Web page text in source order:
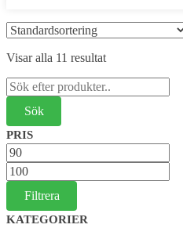
Visar alla 11 resultat
Sök
efter:
PRIS
Min
pris
Max
pris
Filtrera
KATEGORIER